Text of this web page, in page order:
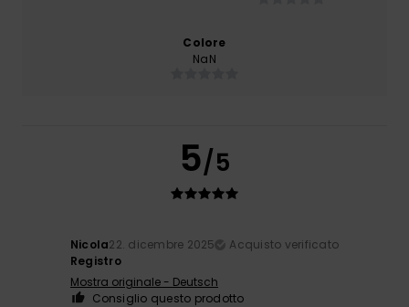
Colore
NaN
5/5
Nicola22. dicembre 2025
Acquisto verificato
Registro
Mostra originale - Deutsch
Consiglio questo prodotto